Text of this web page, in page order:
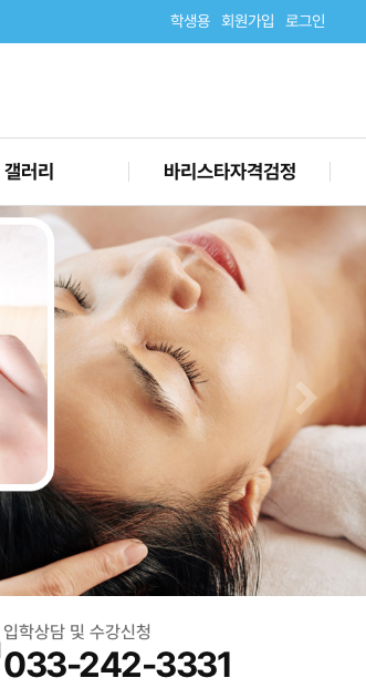
학생용 회원가입 로그인
갤러리 바리스타자격검정
입학상담 및 수강신청
033-242-3331